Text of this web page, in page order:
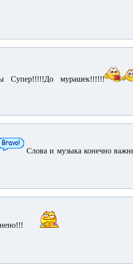
Супер!!!!!До мурашек!!!!!!
Слова и музыка конечно